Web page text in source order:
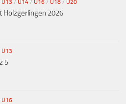
U13 / U14 / U16 / U18 / U20
Holzgerlingen 2026
U13
5
U16